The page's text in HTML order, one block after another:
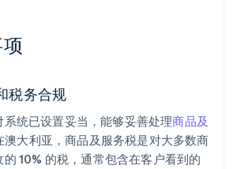
税务合规
统已设置妥当，能够妥善处理商品及
澳大利亚，商品及服务税是对大多数商
10% 的税，通常包含在客户看到的